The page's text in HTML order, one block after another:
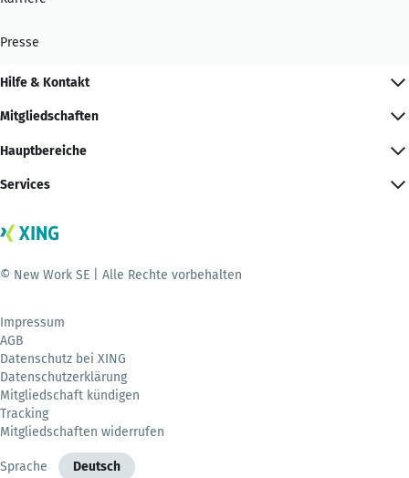
Presse
Hilfe & Kontakt
Mitgliedschaften
Hauptbereiche
Services
© New Work SE | Alle Rechte vorbehalten
Impressum
AGB
Datenschutz bei XING
Datenschutzerklärung
Mitgliedschaft kündigen
Tracking
Mitgliedschaften widerrufen
Sprache Deutsch